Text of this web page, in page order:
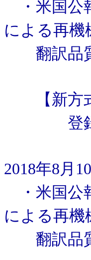
・米国公
による再機
翻訳品質
【新方式
登録公
2018年8月
・米国公
による再機
翻訳品質